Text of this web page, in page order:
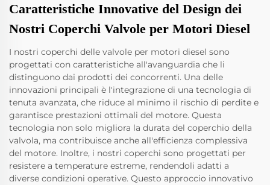
Caratteristiche Innovative del Design dei
Nostri Coperchi Valvole per Motori Diesel
I nostri coperchi delle valvole per motori diesel sono
progettati con caratteristiche all'avanguardia che li
distinguono dai prodotti dei concorrenti. Una delle
innovazioni principali è l'integrazione di una tecnologia di
tenuta avanzata, che riduce al minimo il rischio di perdite e
garantisce prestazioni ottimali del motore. Questa
tecnologia non solo migliora la durata del coperchio della
valvola, ma contribuisce anche all'efficienza complessiva
del motore. Inoltre, i nostri coperchi sono progettati per
resistere a temperature estreme, rendendoli adatti a
diverse condizioni operative. Questo approccio innovativo